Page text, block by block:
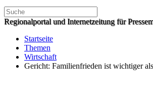
Regionalportal und Internetzeitung für
Startseite
Themen
Wirtschaft
Gericht: Familienfrieden ist wichtiger